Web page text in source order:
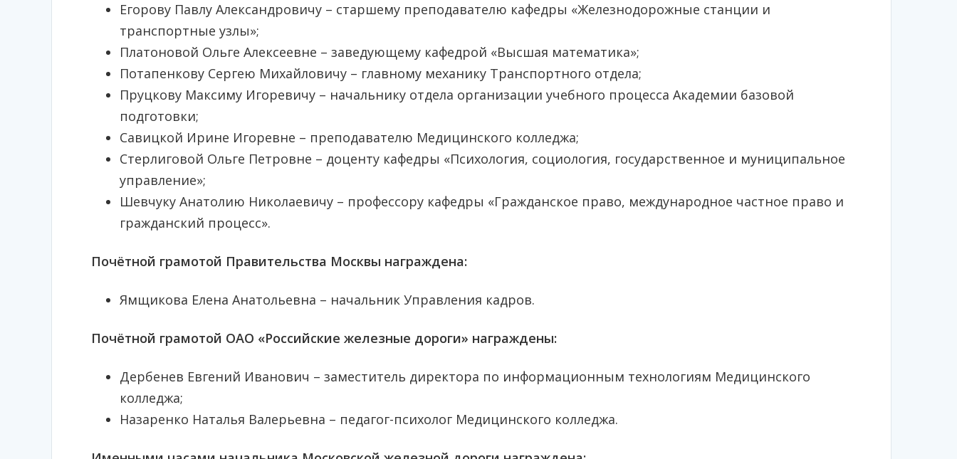
Егорову Павлу Александровичу – старшему преподавателю кафедры «Железнодорожные станции и
транспортные узлы»;
Платоновой Ольге Алексеевне – заведующему кафедрой «Высшая математика»;
Потапенкову Сергею Михайловичу – главному механику Транспортного отдела;
Пруцкову Максиму Игоревичу – начальнику отдела организации учебного процесса Академии базовой
подготовки;
Савицкой Ирине Игоревне – преподавателю Медицинского колледжа;
Стерлиговой Ольге Петровне – доценту кафедры «Психология, социология, государственное и муниципальное
управление»;
Шевчуку Анатолию Николаевичу – профессору кафедры «Гражданское право, международное частное право и
гражданский процесс».
Почётной грамотой Правительства Москвы награждена:
Ямщикова Елена Анатольевна – начальник Управления кадров.
Почётной грамотой ОАО «Российские железные дороги» награждены:
Дербенев Евгений Иванович – заместитель директора по информационным технологиям Медицинского
колледжа;
Назаренко Наталья Валерьевна – педагог-психолог Медицинского колледжа.